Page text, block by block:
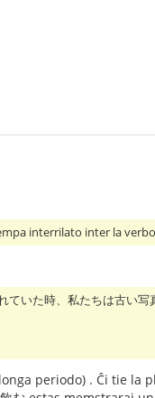
interrilato inter la
ていた時、私たちは古い写
periodo) . Ĉi tie la